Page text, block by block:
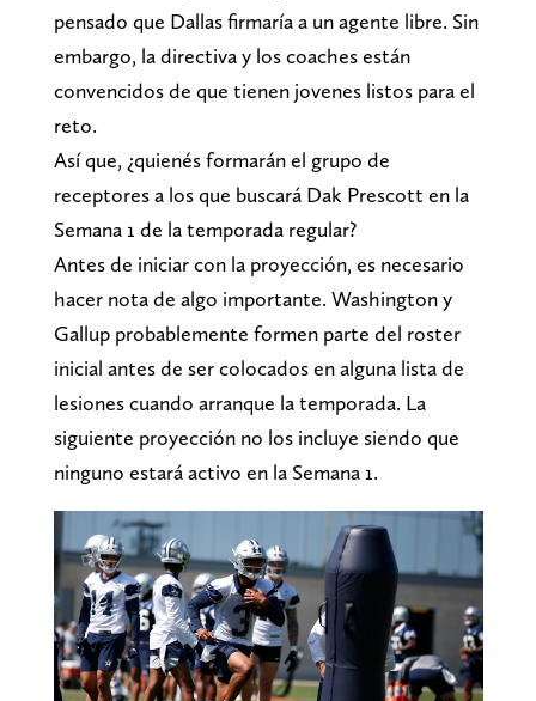
pensado que Dallas firmaría a un agente libre. Sin
embargo, la directiva y los coaches están
convencidos de que tienen jovenes listos para el
reto.
Así que, ¿quienés formarán el grupo de
receptores a los que buscará Dak Prescott en la
Semana 1 de la temporada regular?
Antes de iniciar con la proyección, es necesario
hacer nota de algo importante. Washington y
Gallup probablemente formen parte del roster
inicial antes de ser colocados en alguna lista de
lesiones cuando arranque la temporada. La
siguiente proyección no los incluye siendo que
ninguno estará activo en la Semana 1.